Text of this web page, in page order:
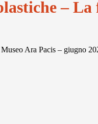
–
Ara Pacis – giugno